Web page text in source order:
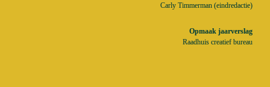
Carly Timmerman (eindredactie)
Raadhuis creatief bureau